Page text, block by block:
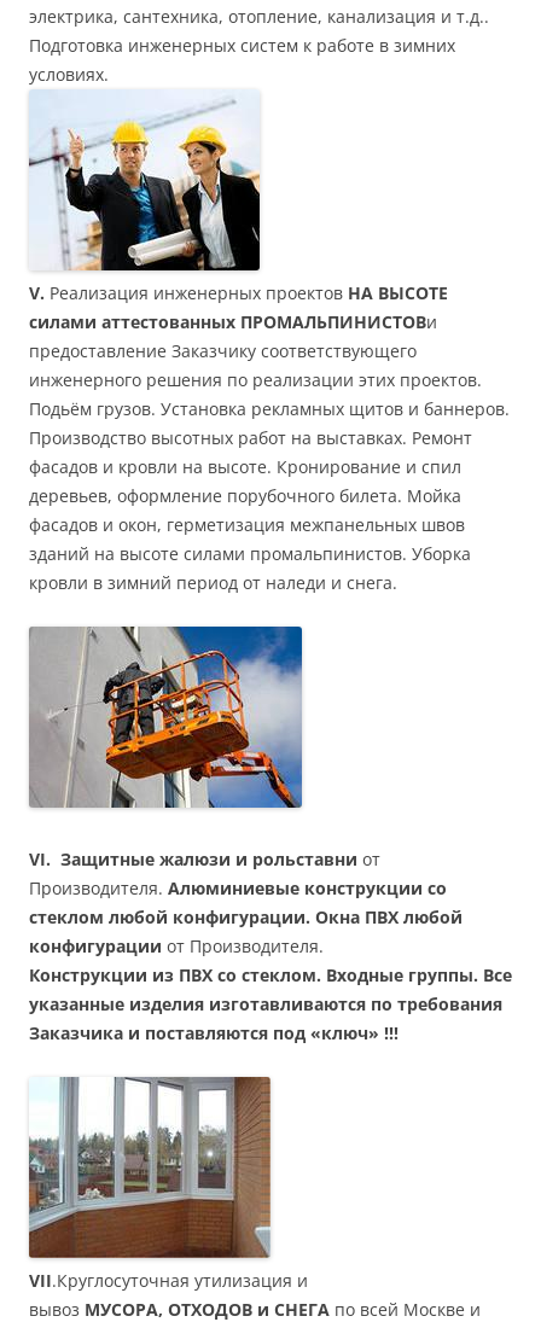
электрика, сантехника, отопление, канализация и т.д..
Подготовка инженерных систем к работе в зимних
условиях.
V. Реализация инженерных проектов НА ВЫСОТЕ
силами аттестованных ПРОМАЛЬПИНИСТОВи
предоставление Заказчику соответствующего
инженерного решения по реализации этих проектов.
Подьём грузов. Установка рекламных щитов и баннеров.
Производство высотных работ на выставках. Ремонт
фасадов и кровли на высоте. Кронирование и спил
деревьев, оформление порубочного билета. Мойка
фасадов и окон, герметизация межпанельных швов
зданий на высоте силами промальпинистов. Уборка
кровли в зимний период от наледи и снега.
VI. Защитные жалюзи и рольставни от
Производителя. Алюминиевые конструкции со
стеклом любой конфигурации. Окна ПВХ любой
конфигурации от Производителя.
Конструкции из ПВХ со стеклом. Входные группы. Все
указанные изделия изготавливаются по требования
Заказчика и поставляются под «ключ» !!!
VII.Круглосуточная утилизация и
вывоз МУСОРА, ОТХОДОВ и СНЕГА по всей Москве и